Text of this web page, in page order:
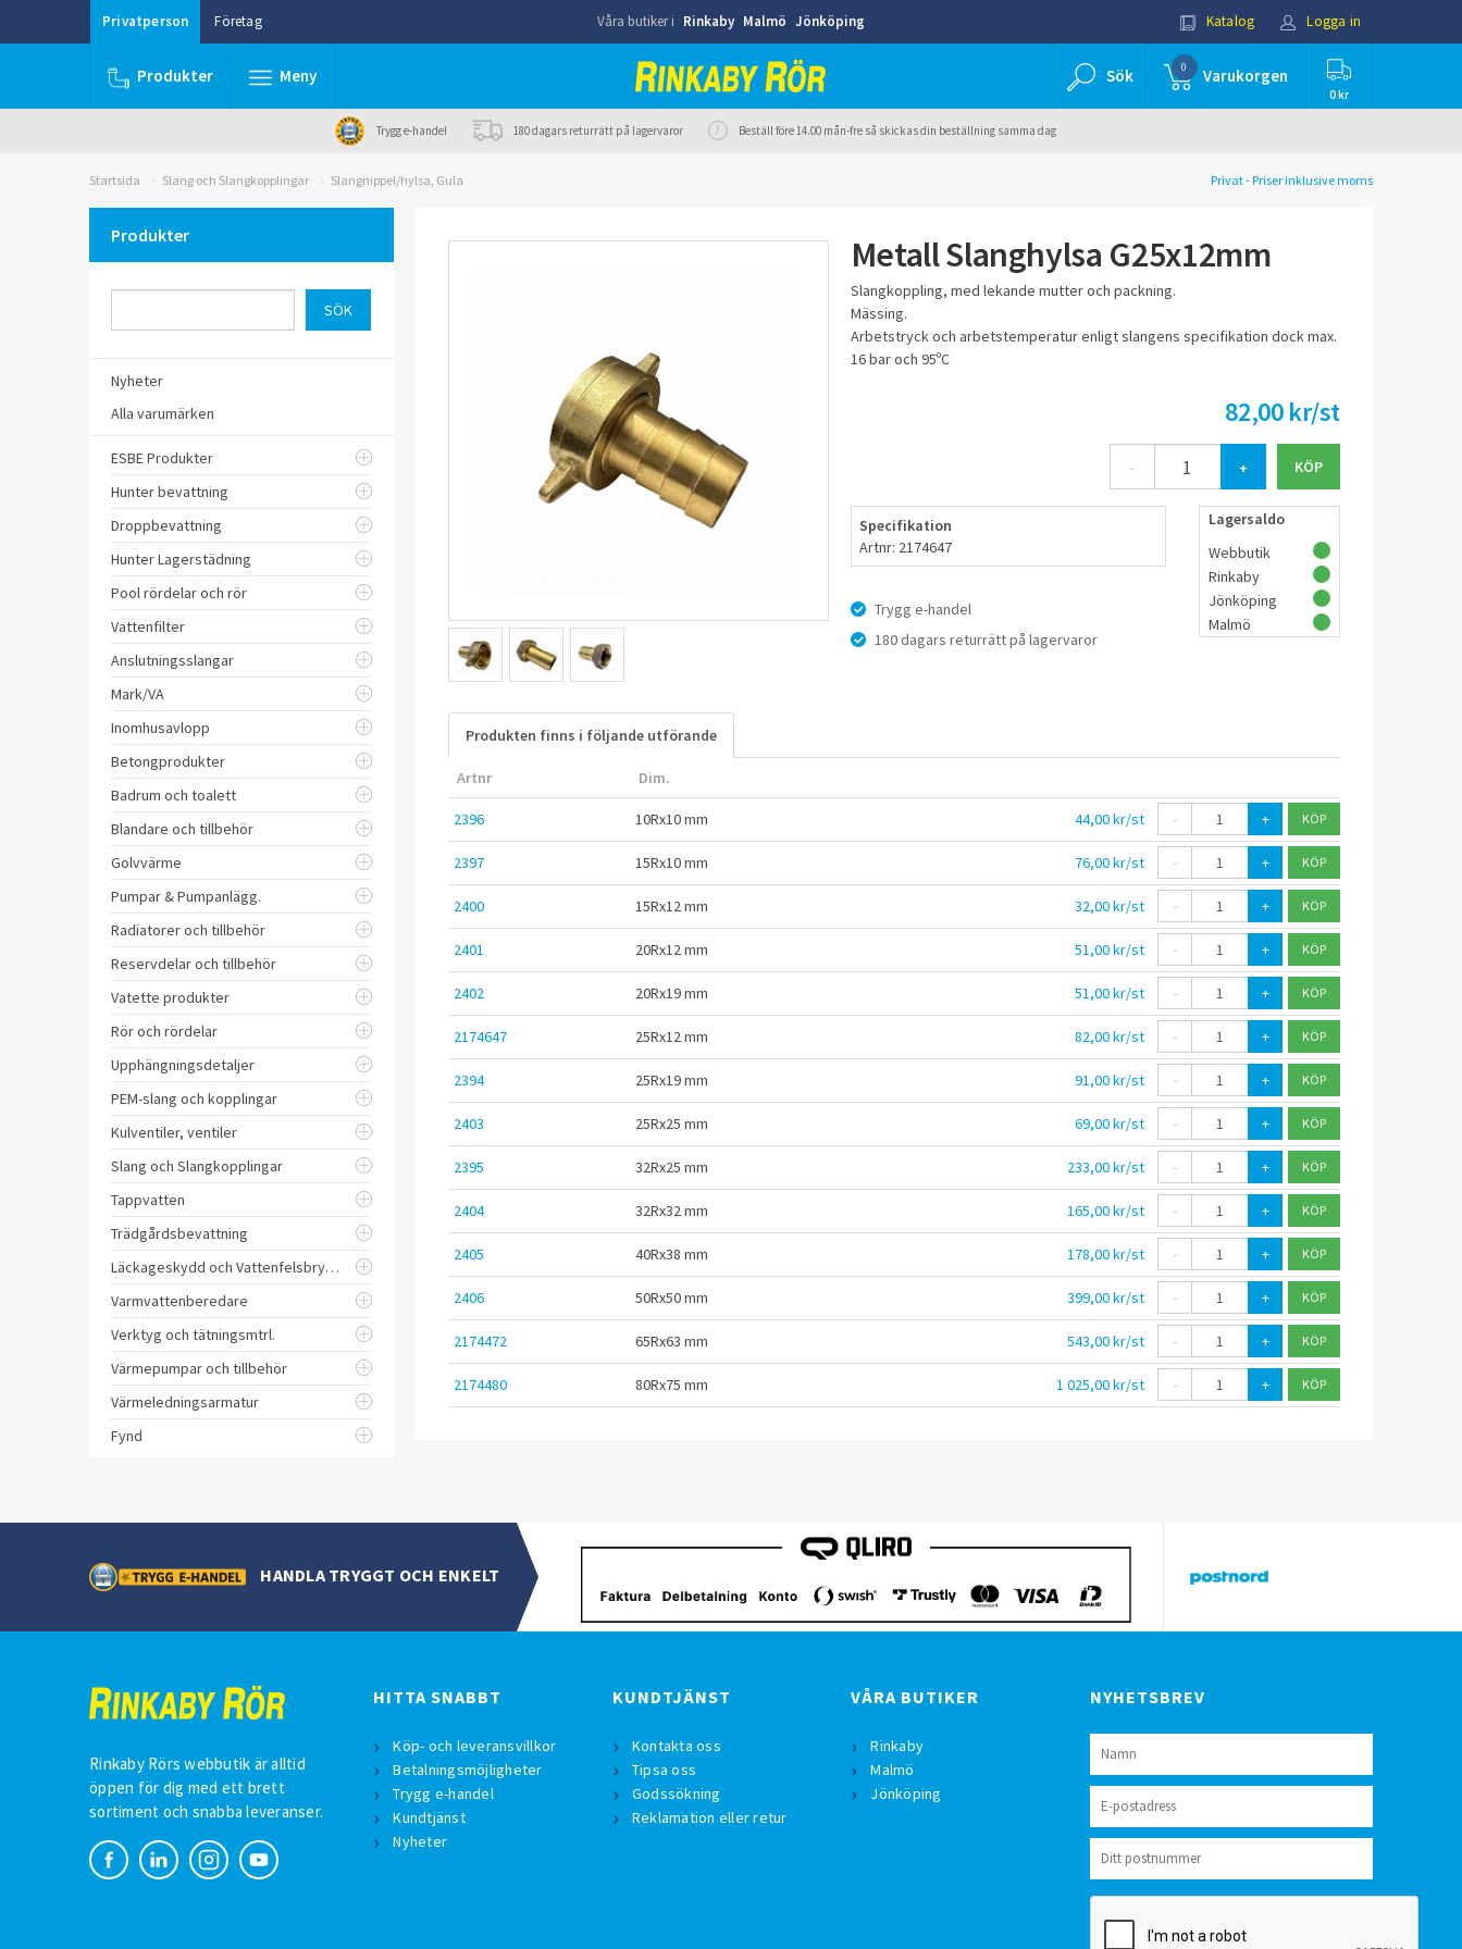
Privatperson Företag Våra butiker i Rinkaby Malmö Jönköping Katalog Logga in
Produkter Meny Sök 0 Varukorgen
0 kr
Trygg e-handel 180 dagars returrätt på lagervaror Beställ före 14.00 mån-fre så skickas din beställning samma dag
Startsida Slang och Slangkopplingar Slangnippel/hylsa, Gula Privat - Priser inklusive moms
Produkter
Nyheter
Alla varumärken
ESBE Produkter
Hunter bevattning
Droppbevattning
Hunter Lagerstädning
Pool rördelar och rör
Vattenfilter
Anslutningsslangar
Mark/VA
Inomhusavlopp
Betongprodukter
Badrum och toalett
Blandare och tillbehör
Golvvärme
Pumpar & Pumpanlägg.
Radiatorer och tillbehör
Reservdelar och tillbehör
Vatette produkter
Rör och rördelar
Upphängningsdetaljer
PEM-slang och kopplingar
Kulventiler, ventiler
Slang och Slangkopplingar
Tappvatten
Trädgårdsbevattning
Läckageskydd och Vattenfelsbrytare
Varmvattenberedare
Verktyg och tätningsmtrl.
Värmepumpar och tillbehör
Värmeledningsarmatur
Fynd
Metall Slanghylsa G25x12mm
Slangkoppling, med lekande mutter och packning.
Mässing.
Arbetstryck och arbetstemperatur enligt slangens specifikation dock max.
16 bar och 95ºC
82,00 kr/st
- +
Specifikation
Artnr: 2174647
Trygg e-handel
180 dagars returrätt på lagervaror
Lagersaldo
Webbutik
Rinkaby
Jönköping
Malmö
Produkten finns i följande utförande
Artnr Dim.
2396 10Rx10 mm 44,00 kr/st - +
2397 15Rx10 mm 76,00 kr/st - +
2400 15Rx12 mm 32,00 kr/st - +
2401 20Rx12 mm 51,00 kr/st - +
2402 20Rx19 mm 51,00 kr/st - +
2174647 25Rx12 mm 82,00 kr/st - +
2394 25Rx19 mm 91,00 kr/st - +
2403 25Rx25 mm 69,00 kr/st - +
2395 32Rx25 mm 233,00 kr/st - +
2404 32Rx32 mm 165,00 kr/st - +
2405 40Rx38 mm 178,00 kr/st - +
2406 50Rx50 mm 399,00 kr/st - +
2174472 65Rx63 mm 543,00 kr/st - +
2174480 80Rx75 mm 1 025,00 kr/st - +
HANDLA TRYGGT OCH ENKELT
Rinkaby Rörs webbutik är alltid
öppen för dig med ett brett
sortiment och snabba leveranser.
HITTA SNABBT
Köp- och leveransvillkor
Betalningsmöjligheter
Trygg e-handel
Kundtjänst
Nyheter
KUNDTJÄNST
Kontakta oss
Tipsa oss
Godssökning
Reklamation eller retur
VÅRA BUTIKER
Rinkaby
Malmö
Jönköping
NYHETSBREV